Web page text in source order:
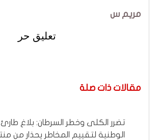
مريم س
تعليق حر
مقالات ذات صلة
تضرر الكلى وخطر السرطان: بلاغ
الوطنية لتقييم المخاطر يحذار من